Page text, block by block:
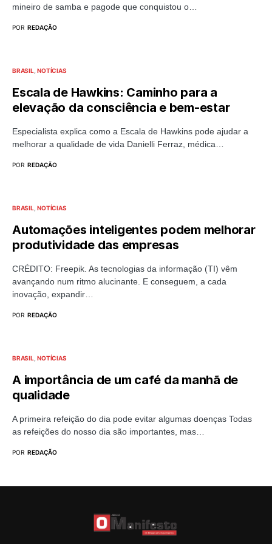
mineiro de samba e pagode que conquistou o…
POR REDAÇÃO
BRASIL NOTÍCIAS
Escala de Hawkins: Caminho para a
elevação da consciência e bem-estar
Especialista explica como a Escala de Hawkins pode ajudar a
melhorar a qualidade de vida Danielli Ferraz, médica…
POR REDAÇÃO
BRASIL NOTÍCIAS
Automações inteligentes podem melhorar
produtividade das empresas
CRÉDITO: Freepik. As tecnologias da informação (TI) vêm
avançando num ritmo alucinante. E conseguem, a cada
inovação, expandir…
POR REDAÇÃO
BRASIL NOTÍCIAS
A importância de um café da manhã de
qualidade
A primeira refeição do dia pode evitar algumas doenças Todas
as refeições do nosso dia são importantes, mas…
POR REDAÇÃO